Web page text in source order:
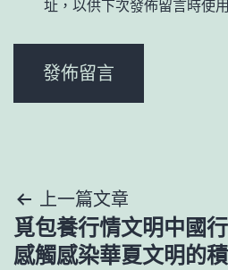
址，以供下次發佈留言時使
文
章
上一篇文章
覓包養行情文明中國
感觸感染華夏文明的